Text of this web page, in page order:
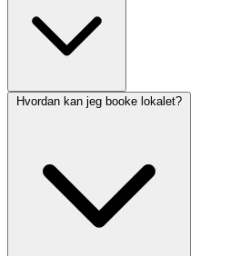
Hvordan kan jeg booke lokalet?